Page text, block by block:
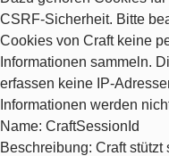
CSRF-Sicherheit. Bitte
Cookies von Craft keine
Informationen sammeln.
erfassen keine IP-
Informationen werden
Name: CraftSessionId
Beschreibung: Craft